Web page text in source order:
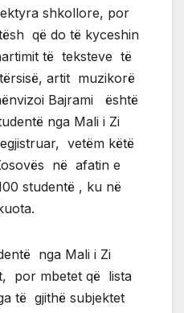
shkollore, por
që do të kyceshin
të teksteve të
artit muzikorë
Bajrami është
nga Mali i Zi
vetëm këtë
në afatin e
studentë , ku në
nga Mali i Zi
por mbetet që lista
të gjithë subjektet